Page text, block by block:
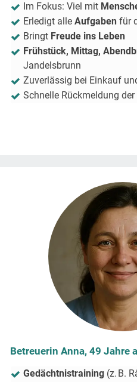
Im Fokus: Viel mit
Erledigt alle Aufgaben für
Bringt Freude ins Leben
Frühstück, Mittag,
Jandelsbrunn
Zuverlässig bei Einkauf
Schnelle Rückmeldung
Betreuerin Anna, 49 Jahre
Gedächtnistraining (z. B.